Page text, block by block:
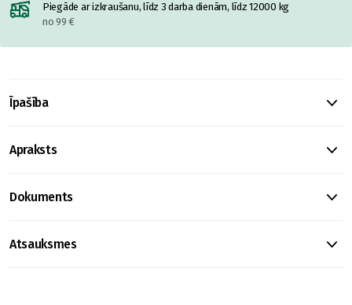
Piegāde ar izkraušanu, līdz 3 darba dienām, līdz 12000 kg
no 99 €
Īpašība
Apraksts
Dokuments
Atsauksmes